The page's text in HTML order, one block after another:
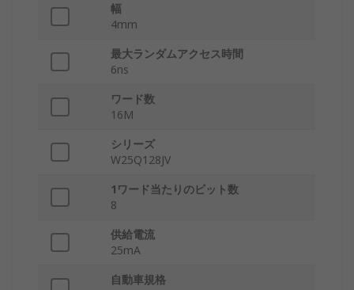
幅
4mm
最大ランダムアクセス時間
6ns
ワード数
16M
シリーズ
W25Q128JV
1ワード当たりのビット数
8
供給電流
25mA
自動車規格